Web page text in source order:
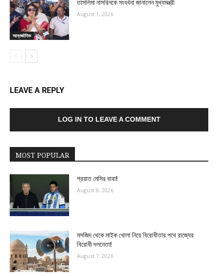
আন্তর্জাতিক
তাসলিমা নাসরিনকে সংবর্ধনা জানালেন মুখ্যমন্ত্রী
August 1, 2026
LEAVE A REPLY
LOG IN TO LEAVE A COMMENT
MOST POPULAR
প্রয়াত মেসির বাবা!
August 8, 2026
মসজিদ থেকে মাইক খোলা নিয়ে বিরোধীতার পথে রাজ্যের
বিরোধী দলনেতা!
August 7, 2026